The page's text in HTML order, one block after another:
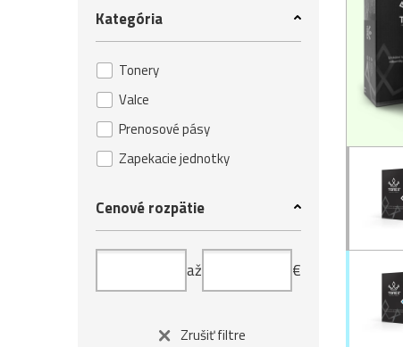
Kategória
Tonery
Valce
Prenosové pásy
Zapekacie jednotky
Cenové rozpätie
až €
Zrušiť filtre